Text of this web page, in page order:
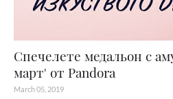
Спечелете медальон с
март' от Pandora
March 05, 2019